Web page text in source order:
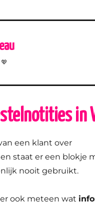
💖
in
een klant over
staat er een blokje
nooit gebruikt.
ook meteen wat